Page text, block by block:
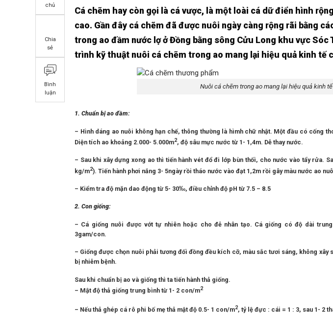
chủ
Chia
sẻ
Bình
luận
Cá chẽm hay còn gọi là cá vược, là một loài cá dữ điển hình
cao. Gần đây cá chẽm đã được nuôi ngày càng rộng rãi bằng
trong ao đầm nước lợ ở Đồng bằng sông Cửu Long khu vực Sóc
trình kỹ thuật nuôi cá chẽm trong ao mang lại hiệu quả kinh tế
Nuôi cá chẽm trong ao mang lại hiệu quả kinh
1. Chuẩn bị ao đầm:
– Hình dáng ao nuôi không hạn chế, thông thường là hìmh chữ nhật. Một đầu có cống
Diện tích ao khoảng 2.000- 5.000m2, độ sâu mực nước từ 1- 1,4m. Dễ thay nước.
– Sau khi xây dựng xong ao thì tiến hành vét đổ đi lớp bùn thối, cho nước vào tẩy rửa.
kg/m2). Tiến hành phơi nắng 3- 5ngày rồi tháo nước vào đạt 1,2m rồi gây màu nước ao
– Kiểm tra độ mặn dao động từ 5- 30‰, điều chỉnh độ pH từ 7.5 – 8.5
2. Con giống:
– Cá giống nuôi được vớt tự nhiên hoặc cho đẻ nhân tạo. Cá giống có độ dài
3gam/con.
– Giống được chọn nuôi phải tương đối đồng đều kích cỡ, màu sắc tươi sáng, không xây
bị nhiễm bệnh.
Sau khi chuẩn bị ao và giống thì ta tiến hành thả giống.
– Mật độ thả giống trung bình từ 1- 2 con/m2
– Nếu thả ghép cá rô phi bố mẹ thả mật độ 0.5- 1 con/m2, tỷ lệ đực : cái = 1 : 3, sau 1- 2